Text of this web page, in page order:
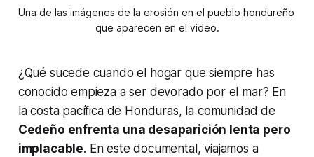
Una de las imágenes de la erosión en el pueblo hondureño
que aparecen en el video.
¿Qué sucede cuando el hogar que siempre has
conocido empieza a ser devorado por el mar? En
la costa pacífica de Honduras, la comunidad de
Cedeño enfrenta una desaparición lenta pero
implacable. En este documental, viajamos a